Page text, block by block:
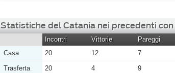
Statistiche del Catania nei precedenti
Incontri Vittorie Pareggi
Casa
20 12 7
Trasferta
20 4 9